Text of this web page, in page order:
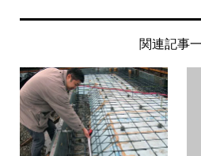
関連記事